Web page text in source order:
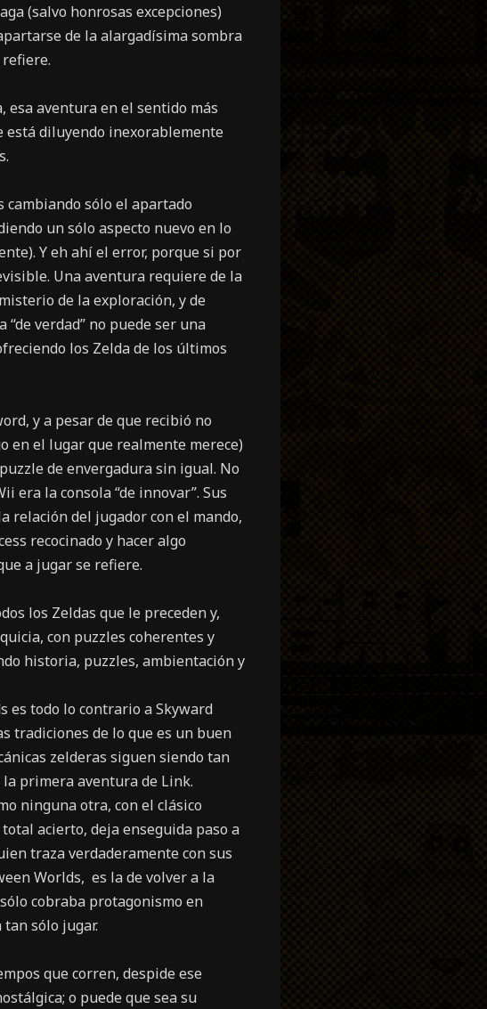
(salvo honrosas excepciones)
de la alargadísima sombra
esa aventura en el sentido más
está diluyendo inexorablemente
cambiando sólo el apartado
un sólo aspecto nuevo en lo
Y eh ahí el error, porque si por
Una aventura requiere de la
de la exploración, y de
verdad” no puede ser una
los Zelda de los últimos
y a pesar de que recibió no
en el lugar que realmente merece)
de envergadura sin igual. No
era la consola “de innovar”. Sus
relación del jugador con el mando,
recocinado y hacer algo
a jugar se refiere.
los Zeldas que le preceden y,
con puzzles coherentes y
historia, puzzles, ambientación y
es todo lo contrario a Skyward
tradiciones de lo que es un buen
zelderas siguen siendo tan
primera aventura de Link.
ninguna otra, con el clásico
acierto, deja enseguida paso a
traza verdaderamente con sus
Worlds, es la de volver a la
cobraba protagonismo en
sólo jugar.
que corren, despide ese
o puede que sea su